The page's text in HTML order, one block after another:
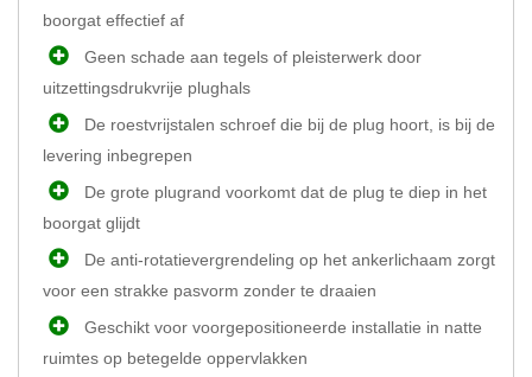
boorgat effectief af
Geen schade aan tegels of pleisterwerk door
uitzettingsdrukvrije plughals
De roestvrijstalen schroef die bij de plug hoort, is bij de
levering inbegrepen
De grote plugrand voorkomt dat de plug te diep in het
boorgat glijdt
De anti-rotatievergrendeling op het ankerlichaam zorgt
voor een strakke pasvorm zonder te draaien
Geschikt voor voorgepositioneerde installatie in natte
ruimtes op betegelde oppervlakken